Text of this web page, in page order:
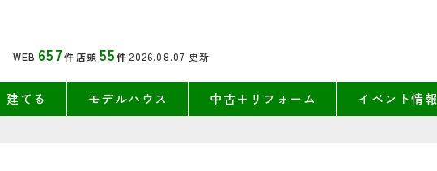
WEB 657件 店頭 55件 2026.08.07 更新
建てる モデルハウス 中古＋リフォーム イベント情報